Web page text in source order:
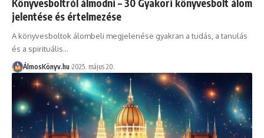
Könyvesboltról álmodni – 30 Gyakori könyvesbolt álom
jelentése és értelmezése
A könyvesboltok álombeli megjelenése gyakran a tudás, a tanulás
és a spirituális…
ÁlmosKönyv.hu 2025. május 20.